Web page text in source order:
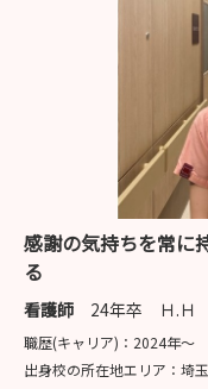
感謝の気持ちを常に
る
看護師 24年卒 Ｈ.Ｈ
職歴(キャリア)： 2024年〜
出身校の所在地エリア： 埼